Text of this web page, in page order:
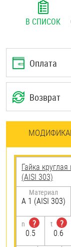
В СПИСОК
Оплата
Возврат
Гайка
(AISI 303)
Материал
А 1 (AISI 303)
n
?
0.5
t
?
0.6